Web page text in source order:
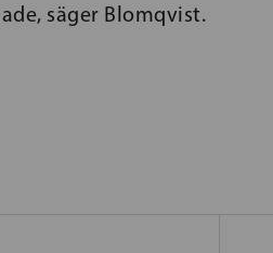
säger Blomqvist.